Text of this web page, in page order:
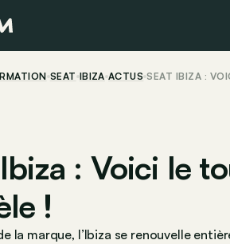
SEAT IBIZA ACTUS SEAT IBIZA :
: Voici le
!
la marque, l’Ibiza se renouvelle